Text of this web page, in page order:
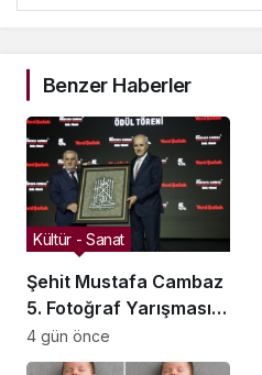
Benzer Haberler
Şehit Mustafa Cambaz
5. Fotoğraf Yarışması
Ödülleri Demokrasi ve
Özgürlükler Adası’nda
Kültür - Sanat
4 gün önce